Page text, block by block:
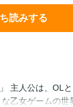
読みする
主人公は、OL
乙女ゲームの